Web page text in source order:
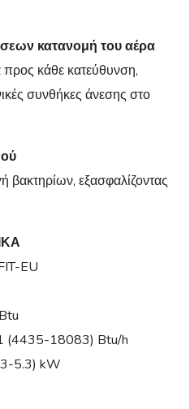
κατανομή του αέρα
προς κάθε κατεύθυνση,
συνθήκες άνεσης στο
βακτηρίων, εξασφαλίζοντας
EU
(4435-18083) Btu/h
5.3) kW